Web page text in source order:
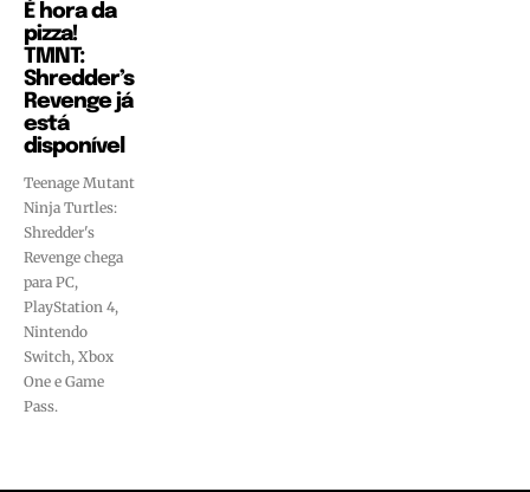
É hora da
pizza!
TMNT:
Shredder’s
Revenge já
está
disponível
Teenage Mutant
Ninja Turtles:
Shredder's
Revenge chega
para PC,
PlayStation 4,
Nintendo
Switch, Xbox
One e Game
Pass.